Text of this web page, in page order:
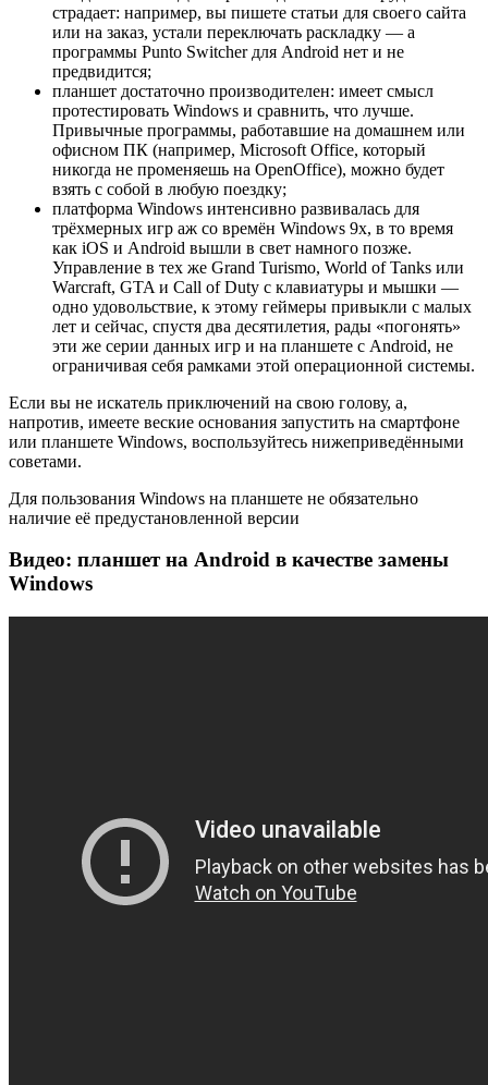
страдает: например, вы пишете статьи для своего сайта
или на заказ, устали переключать раскладку — а
программы Punto Switcher для Android нет и не
предвидится;
планшет достаточно производителен: имеет смысл
протестировать Windows и сравнить, что лучше.
Привычные программы, работавшие на домашнем или
офисном ПК (например, Microsoft Office, который
никогда не променяешь на OpenOffice), можно будет
взять с собой в любую поездку;
платформа Windows интенсивно развивалась для
трёхмерных игр аж со времён Windows 9x, в то время
как iOS и Android вышли в свет намного позже.
Управление в тех же Grand Turismo, World of Tanks или
Warcraft, GTA и Call of Duty с клавиатуры и мышки —
одно удовольствие, к этому геймеры привыкли с малых
лет и сейчас, спустя два десятилетия, рады «погонять»
эти же серии данных игр и на планшете с Android, не
ограничивая себя рамками этой операционной системы.
Если вы не искатель приключений на свою голову, а,
напротив, имеете веские основания запустить на смартфоне
или планшете Windows, воспользуйтесь нижеприведёнными
советами.
Для пользования Windows на планшете не обязательно
наличие её предустановленной версии
Видео: планшет на Android в качестве замены
Windows